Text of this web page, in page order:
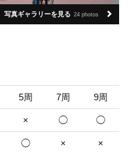
写真ギャラリーを見る 24 photos
5周 7周 9周
× ◯ ◯
◯ × ×